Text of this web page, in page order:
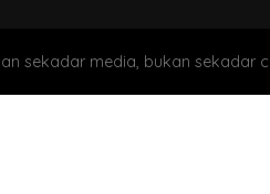
sekadar media, bukan sekadar